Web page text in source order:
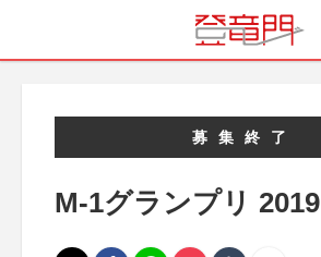
募集終了
M-1グランプリ 2019